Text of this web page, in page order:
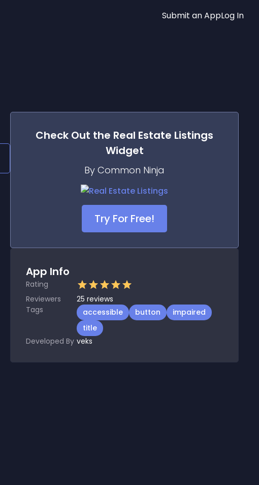
Submit an AppLog In
Check Out the Real Estate Listings
Widget
By Common Ninja
Try For Free!
App Info
Rating
Reviewers
25 reviews
Tags
accessible button
impaired
title
Developed By veks